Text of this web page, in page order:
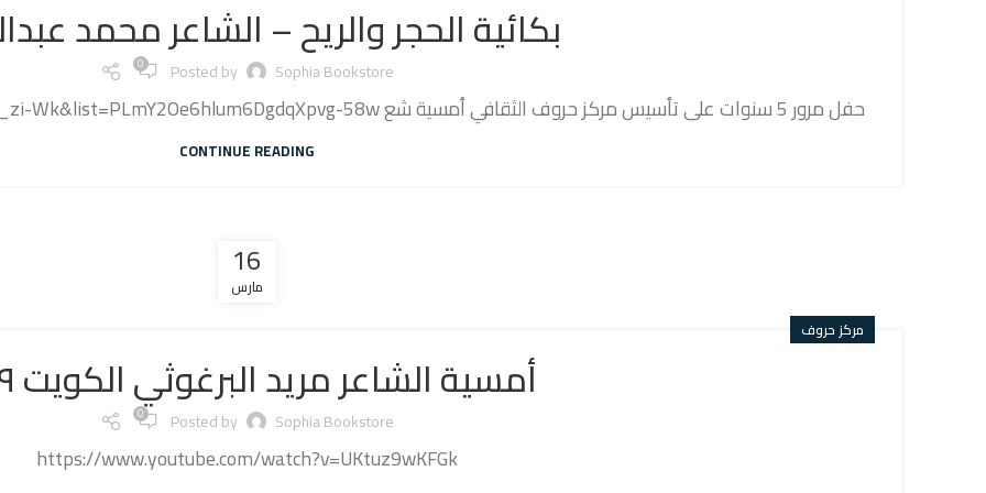
بكائية الحجر والريح – الشاعر محمد
Posted by Sophia Bookstore
0
حفل مرور 5 سنوات على تأسيس مركز حروف الثقافي أمسية شع https://www.youtube.com/watch?v=kyb5U_zi-Wk&list=PLmY2Oe6hlum6DgdqXpvg-58w...
CONTINUE READING
16
مارس
مركز حروف
أمسية الشاعر مريد البرغوثي الكويت ٢٠١٩
Posted by Sophia Bookstore
0
https://www.youtube.com/watch?v=UKtuz9wKFGk